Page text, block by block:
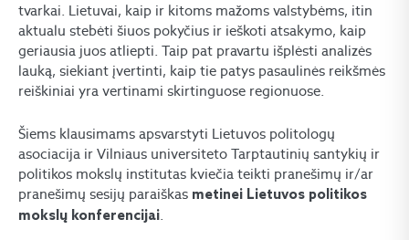
tvarkai. Lietuvai, kaip ir kitoms mažoms valstybėms, itin
aktualu stebėti šiuos pokyčius ir ieškoti atsakymo, kaip
geriausia juos atliepti. Taip pat pravartu išplėsti analizės
lauką, siekiant įvertinti, kaip tie patys pasaulinės reikšmės
reiškiniai yra vertinami skirtinguose regionuose.
Šiems klausimams apsvarstyti Lietuvos politologų
asociacija ir Vilniaus universiteto Tarptautinių santykių ir
politikos mokslų institutas kviečia teikti pranešimų ir/ar
pranešimų sesijų paraiškas metinei Lietuvos politikos
mokslų konferencijai.